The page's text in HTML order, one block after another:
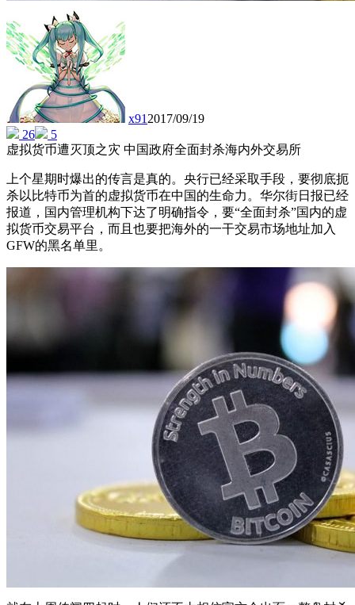
x912017/09/19
26
5
虚拟货币遭灭顶之灾 中国政府全面封杀海内外交易所
上个星期时爆出的传言是真的。央行已经采取手段，要彻底扼
杀以比特币为首的虚拟货币在中国的生命力。华尔街日报已经
报道，国内管理机构下达了明确指令，要“全面封杀”国内的虚
拟货币交易平台，而且也要把海外的一干交易市场地址加入
GFW的黑名单里。